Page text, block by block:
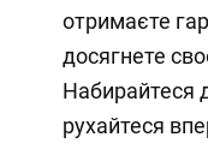
отримаєте
досягнете
Набирайтеся
рухайтеся